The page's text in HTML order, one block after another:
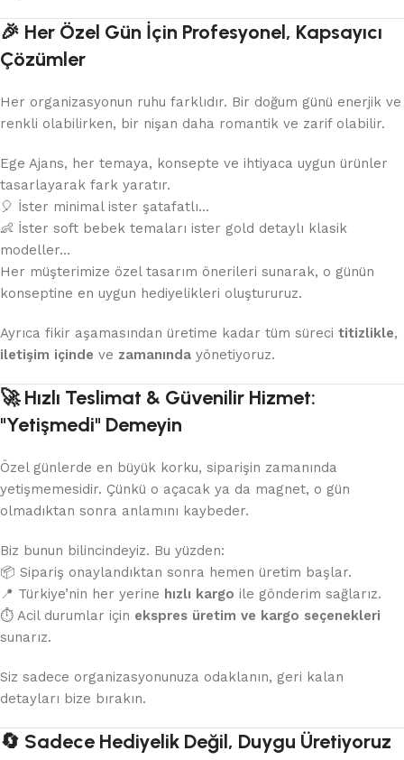
🎉 Her Özel Gün İçin Profesyonel, Kapsayıcı
Çözümler
Her organizasyonun ruhu farklıdır. Bir doğum günü enerjik ve
renkli olabilirken, bir nişan daha romantik ve zarif olabilir.
Ege Ajans, her temaya, konsepte ve ihtiyaca uygun ürünler
tasarlayarak fark yaratır.
🎈 İster minimal ister şatafatlı…
👶 İster soft bebek temaları ister gold detaylı klasik
modeller…
Her müşterimize özel tasarım önerileri sunarak, o günün
konseptine en uygun hediyelikleri oluştururuz.
Ayrıca fikir aşamasından üretime kadar tüm süreci titizlikle,
iletişim içinde ve zamanında yönetiyoruz.
🚀 Hızlı Teslimat & Güvenilir Hizmet:
"Yetişmedi" Demeyin
Özel günlerde en büyük korku, siparişin zamanında
yetişmemesidir. Çünkü o açacak ya da magnet, o gün
olmadıktan sonra anlamını kaybeder.
Biz bunun bilincindeyiz. Bu yüzden:
📦 Sipariş onaylandıktan sonra hemen üretim başlar.
📍 Türkiye’nin her yerine hızlı kargo ile gönderim sağlarız.
⏱️ Acil durumlar için ekspres üretim ve kargo seçenekleri
sunarız.
Siz sadece organizasyonunuza odaklanın, geri kalan
detayları bize bırakın.
🔄 Sadece Hediyelik Değil, Duygu Üretiyoruz